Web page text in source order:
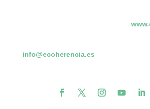
info@ecoherencia.es